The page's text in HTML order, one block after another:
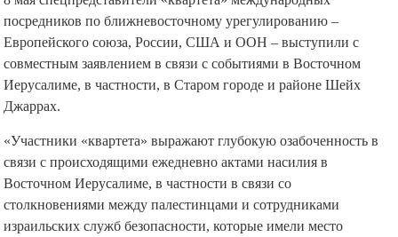
посредников по ближневосточному урегулированию –
Европейского союза, России, США и ООН – выступили с
совместным заявлением в связи с событиями в Восточном
Иерусалиме, в частности, в Старом городе и районе Шейх
Джаррах.
«Участники «квартета» выражают глубокую озабоченность в
связи с происходящими ежедневно актами насилия в
Восточном Иерусалиме, в частности в связи со
столкновениями между палестинцами и сотрудниками
израильских служб безопасности, которые имели место